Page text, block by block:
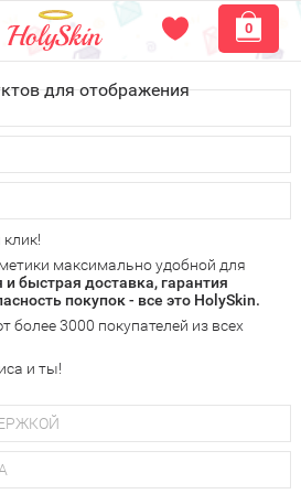
0
для отображения
по всем городам России.
курьером, Почтой России или
выдачи PickPoint или пункте
осуществляется ужена
получитьбесплатную
доставки и оплаты в Вашем городе
заказ любым удобным способом:
банк, Сбербанк) и другими
максимально удобной для
и быстрая доставка, гарантия
покупок - все это HolySkin.
3000 покупателей из всех
и ты!
все Ваши вопросы по работе
по товарам, рассказать о